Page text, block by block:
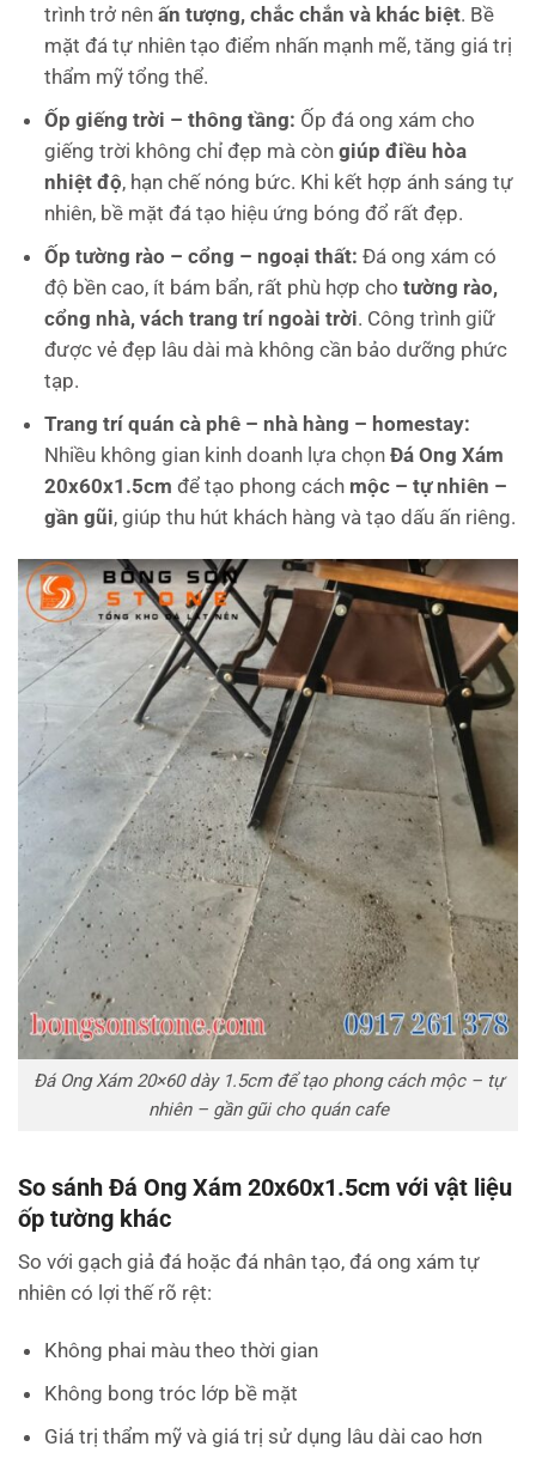
trình trở nên ấn tượng, chắc chắn và khác biệt. Bề
mặt đá tự nhiên tạo điểm nhấn mạnh mẽ, tăng giá trị
thẩm mỹ tổng thể.
Ốp giếng trời – thông tầng: Ốp đá ong xám cho
giếng trời không chỉ đẹp mà còn giúp điều hòa
nhiệt độ, hạn chế nóng bức. Khi kết hợp ánh sáng tự
nhiên, bề mặt đá tạo hiệu ứng bóng đổ rất đẹp.
Ốp tường rào – cổng – ngoại thất: Đá ong xám có
độ bền cao, ít bám bẩn, rất phù hợp cho tường rào,
cổng nhà, vách trang trí ngoài trời. Công trình giữ
được vẻ đẹp lâu dài mà không cần bảo dưỡng phức
tạp.
Trang trí quán cà phê – nhà hàng – homestay:
Nhiều không gian kinh doanh lựa chọn Đá Ong Xám
20x60x1.5cm để tạo phong cách mộc – tự nhiên –
gần gũi, giúp thu hút khách hàng và tạo dấu ấn riêng.
Đá Ong Xám 20×60 dày 1.5cm để tạo phong cách mộc – tự
nhiên – gần gũi cho quán cafe
So sánh Đá Ong Xám 20x60x1.5cm với vật liệu
ốp tường khác
So với gạch giả đá hoặc đá nhân tạo, đá ong xám tự
nhiên có lợi thế rõ rệt:
Không phai màu theo thời gian
Không bong tróc lớp bề mặt
Giá trị thẩm mỹ và giá trị sử dụng lâu dài cao hơn